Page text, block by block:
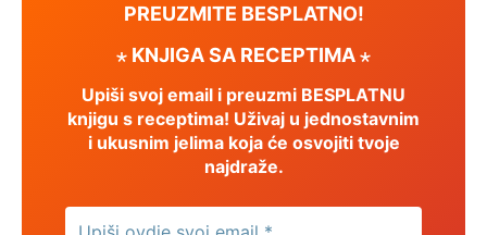
PREUZMITE BESPLATNO!
⋆ KNJIGA SA RECEPTIMA ⋆
Upiši svoj email i preuzmi BESPLATNU
knjigu s receptima! Uživaj u jednostavnim
i ukusnim jelima koja će osvojiti tvoje
najdraže.